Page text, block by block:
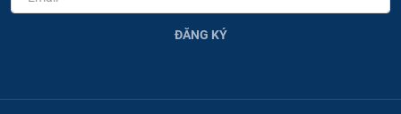
ĐĂNG KÝ